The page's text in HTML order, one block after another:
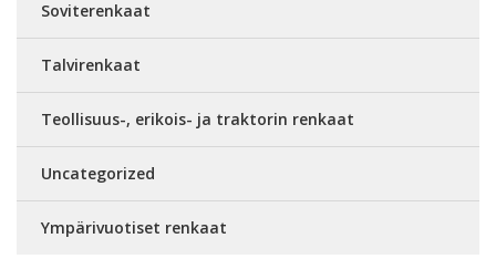
Soviterenkaat
Talvirenkaat
Teollisuus-, erikois- ja traktorin renkaat
Uncategorized
Ympärivuotiset renkaat